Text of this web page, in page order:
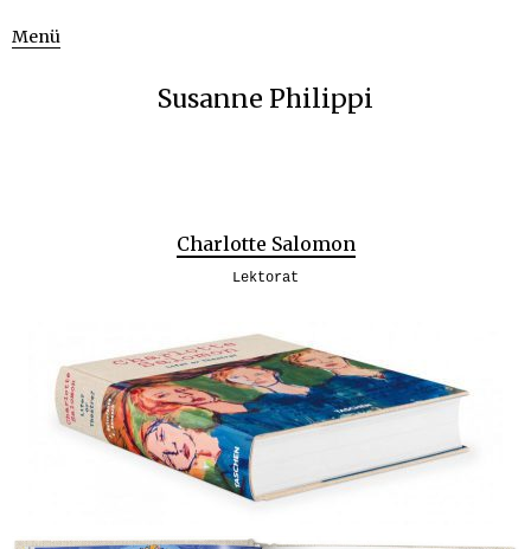
Menü
Susanne Philippi
Charlotte Salomon
Lektorat